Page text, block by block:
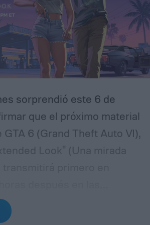
El protagonista es
que regresa a distintos
historia para intentar
sucedió realmente y
hechos más oscuros vuelvan
sorprendió este 6 de
que el próximo material
GTA 6 (Grand Theft Auto VI),
Look" (Una mirada
del estudio. La
muchos fanáticos ya